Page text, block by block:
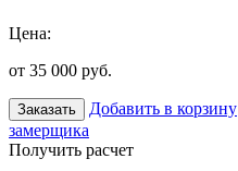
Цена:
от 35 000 руб.
Заказать Добавить в корзину
замерщика
Получить расчет